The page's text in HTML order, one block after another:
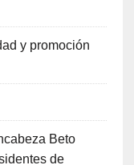
y promoción
Beto
de